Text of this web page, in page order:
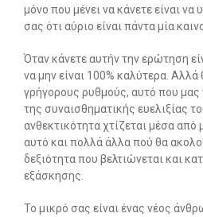
μόνο που μένει να κάνετε είναι να
σας ότι αύριο είναι πάντα μία
Όταν κάνετε αυτήν την ερώτηση
να μην είναι 100% καλύτερα.
γρήγορους ρυθμούς, αυτό που μας
της συναισθηματικής ευελιξίας
ανθεκτικότητα χτίζεται μέσα
αυτό και πολλά άλλα πού θα
δεξιότητα που βελτιώνεται και
εξάσκησης.
Το μικρό σας είναι ένας νέος